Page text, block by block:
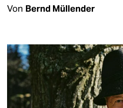
Von Bernd Müllender